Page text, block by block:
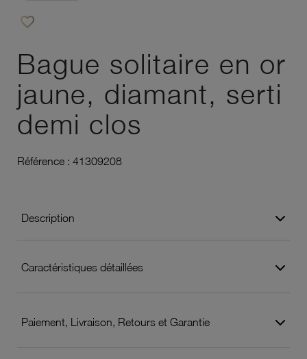
favorite_border
Bague solitaire en or
jaune, diamant, serti
demi clos
Référence : 41309208
Description
Caractéristiques détaillées
Paiement, Livraison, Retours et Garantie